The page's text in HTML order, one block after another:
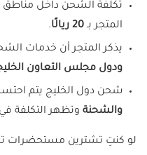
تكلفة الشحن داخل
المتجر بـ20 ريالًا .
يذكر المتجر أن خدمات
ودول مجلس التعاون
شحن دول الخليج يتم
والشحنة وتظهر التكلفة
لو كنتِ تشترين مستحضرات